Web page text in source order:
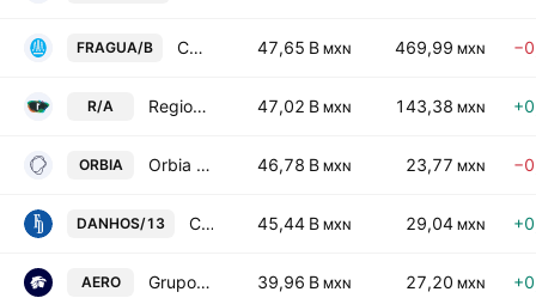
FRAGUA/B CORPORATIVO FRAGUA, S.A.B. DE C.V. Class B 47,65 B MXN 469,99 MXN
R/A Regional, S.A.B. de C.V. Class A 47,02 B MXN 143,38 MXN
ORBIA Orbia Advance Corp. SAB de CV 46,78 B MXN 23,77 MXN
DANHOS/13 Concentradora Fibra Danhos SA de CV 45,44 B MXN 29,04 MXN
AERO Grupo Aeromexico, S.A.B. de C.V. 39,96 B MXN 27,20 MXN